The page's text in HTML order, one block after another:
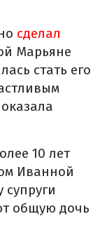
сделал
Марьяне
стать его
10 лет
Иванной
общую дочь